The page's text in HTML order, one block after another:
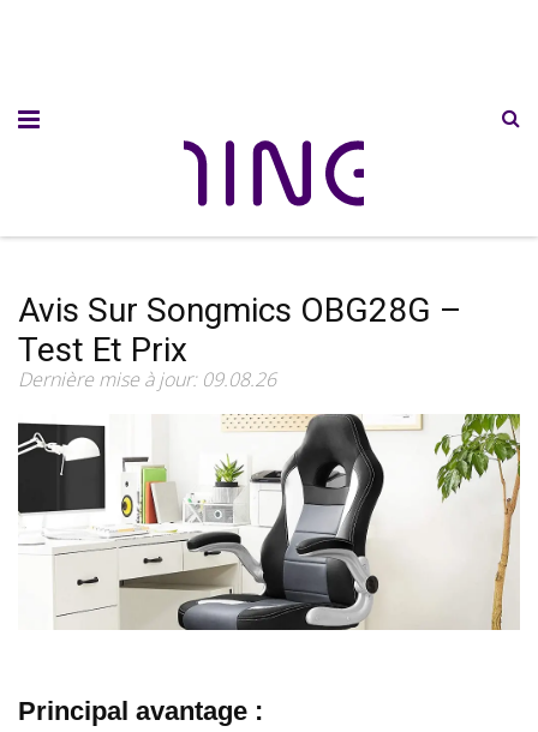
Avis Sur Songmics OBG28G –
Test Et Prix
Dernière mise à jour: 09.08.26
Principal avantage :